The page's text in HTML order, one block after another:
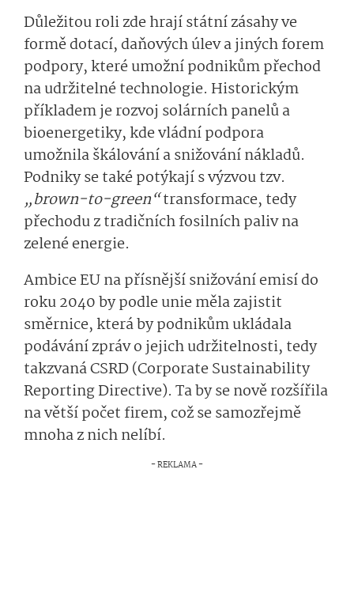
Důležitou roli zde hrají státní zásahy ve
formě dotací, daňových úlev a jiných forem
podpory, které umožní podnikům přechod
na udržitelné technologie. Historickým
příkladem je rozvoj solárních panelů a
bioenergetiky, kde vládní podpora
umožnila škálování a snižování nákladů.
Podniky se také potýkají s výzvou tzv.
„brown-to-green“transformace, tedy
přechodu z tradičních fosilních paliv na
zelené energie.
Ambice EU na přísnější snižování emisí do
roku 2040 by podle unie měla zajistit
směrnice, která by podnikům ukládala
podávání zpráv o jejich udržitelnosti, tedy
takzvaná CSRD (Corporate Sustainability
Reporting Directive). Ta by se nově rozšířila
na větší počet firem, což se samozřejmě
mnoha z nich nelíbí.